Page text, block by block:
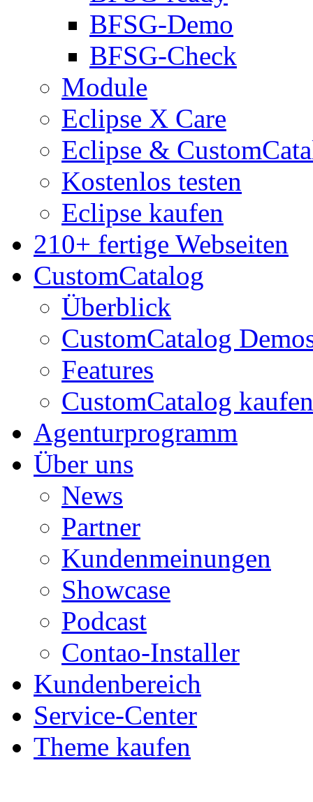
BFSG-Demo
BFSG-Check
Module
Eclipse X Care
Eclipse &
Kostenlos testen
Eclipse kaufen
210+ fertige Webseiten
CustomCatalog
Überblick
CustomCatalog
Features
CustomCatalog kaufen
Agenturprogramm
Über uns
News
Partner
Kundenmeinungen
Showcase
Podcast
Contao-Installer
Kundenbereich
Service-Center
Theme kaufen